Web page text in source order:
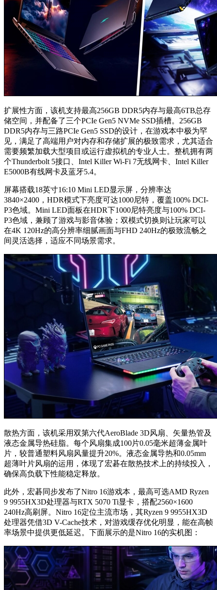
扩展性方面， 该机支持最高256GB DDR5内存与最高6TB总存
储空间，并配备了三个PCIe Gen5 NVMe SSD插槽。 256GB
DDR5内存与三路PCIe Gen5 SSD的设计，在游戏本中极为罕
见，满足了高端用户对内存和存储扩展的极致需求，尤其适合
需要频繁加载大型项目或运行虚拟机的专业人士。整机拥有两
个Thunderbolt 5接口、Intel Killer Wi-Fi 7无线网卡、Intel Killer
E5000B有线网卡及蓝牙5.4。
屏幕搭载18英寸16:10 Mini LED显示屏，分辨率达
3840×2400，HDR模式下亮度可达1000尼特，覆盖100% DCI-
P3色域。 Mini LED面板在HDR下1000尼特亮度与100% DCI-
P3色域，兼顾了游戏与影音体验；双模式切换则让玩家可以
在4K 120Hz的高分辨率细腻画面与FHD 240Hz的极致流畅之
间灵活选择，适应不同场景需求。
散热方面，该机采用双第六代AeroBlade 3D风扇、矢量热管及
液态金属导热硅脂。每个风扇集成100片0.05毫米超薄金属叶
片，较普通塑料风扇风量提升20%。液态金属导热和0.05mm
超薄叶片风扇的运用，体现了宏碁在散热技术上的持续投入，
确保高负载下性能稳定释放。
此外，宏碁同步发布了Nitro 16游戏本，最高可选AMD Ryzen
9 9955HX3D处理器与RTX 5070 Ti显卡， 搭配2560×1600
240Hz高刷屏。 Nitro 16定位主流市场，其Ryzen 9 9955HX3D
处理器凭借3D V-Cache技术，对游戏缓存优化明显，能在高帧
率场景中提供更低延迟。下面展示的是Nitro 16的实机图：